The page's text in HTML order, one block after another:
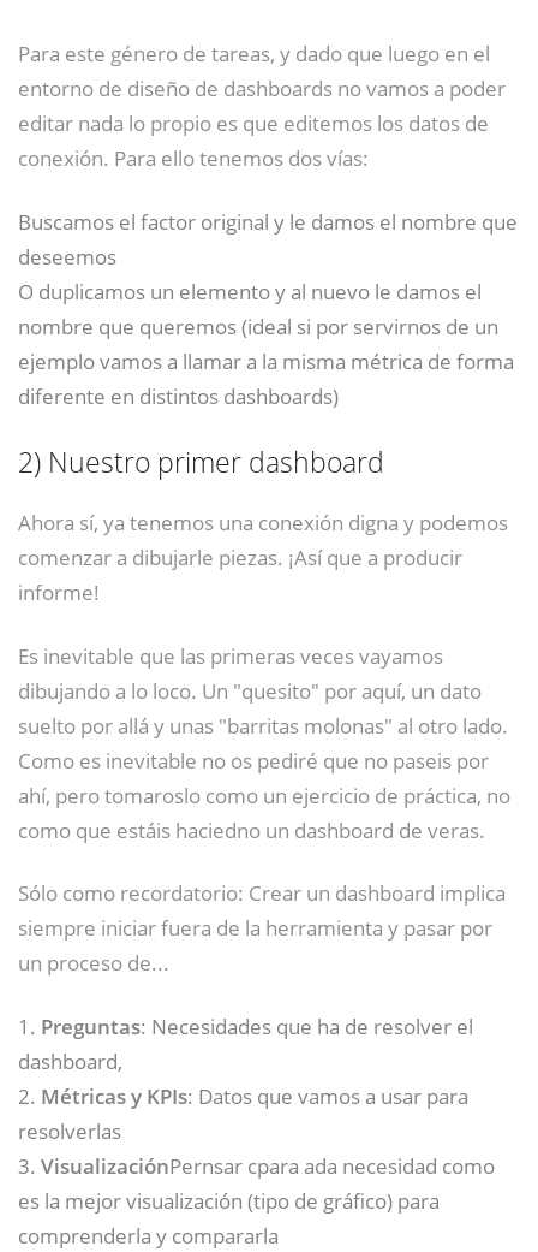
Para este género de tareas, y dado que luego en el
entorno de diseño de dashboards no vamos a poder
editar nada lo propio es que editemos los datos de
conexión. Para ello tenemos dos vías:
Buscamos el factor original y le damos el nombre que
deseemos
O duplicamos un elemento y al nuevo le damos el
nombre que queremos (ideal si por servirnos de un
ejemplo vamos a llamar a la misma métrica de forma
diferente en distintos dashboards)
2) Nuestro primer dashboard
Ahora sí, ya tenemos una conexión digna y podemos
comenzar a dibujarle piezas. ¡Así que a producir
informe!
Es inevitable que las primeras veces vayamos
dibujando a lo loco. Un "quesito" por aquí, un dato
suelto por allá y unas "barritas molonas" al otro lado.
Como es inevitable no os pediré que no paseis por
ahí, pero tomaroslo como un ejercicio de práctica, no
como que estáis haciedno un dashboard de veras.
Sólo como recordatorio: Crear un dashboard implica
siempre iniciar fuera de la herramienta y pasar por
un proceso de...
1. Preguntas: Necesidades que ha de resolver el
dashboard,
2. Métricas y KPIs: Datos que vamos a usar para
resolverlas
3. VisualizaciónPernsar cpara ada necesidad como
es la mejor visualización (tipo de gráfico) para
comprenderla y compararla